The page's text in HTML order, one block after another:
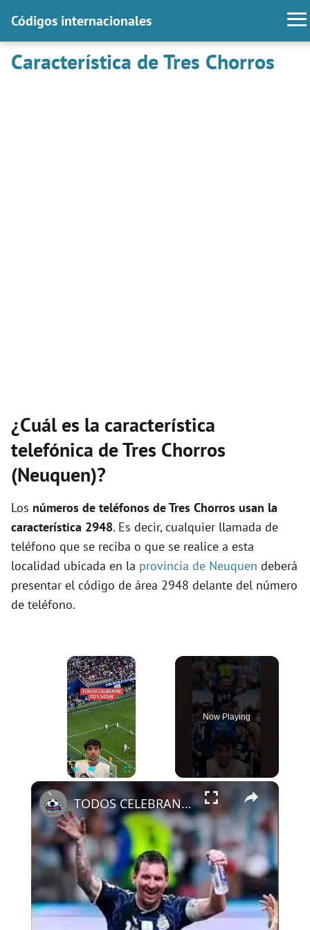
Códigos internacionales
Característica de Tres Chorros
¿Cuál es la característica
telefónica de Tres Chorros
(Neuquen)?
Los números de teléfonos de Tres Chorros usan la
característica 2948. Es decir, cualquier llamada de
teléfono que se reciba o que se realice a esta
localidad ubicada en la provincia de Neuquen deberá
presentar el código de área 2948 delante del número
de teléfono.
×
Now Playing
×
TODOS CELEBRAN CON MESSI